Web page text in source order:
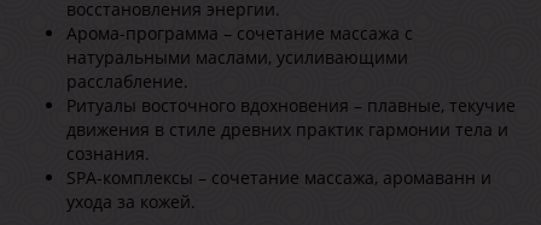
восстановления энергии.
Арома-программа – сочетание массажа с
натуральными маслами, усиливающими
расслабление.
Ритуалы восточного вдохновения – плавные, текучие
движения в стиле древних практик гармонии тела и
сознания.
SPA-комплексы – сочетание массажа, аромаванн и
ухода за кожей.